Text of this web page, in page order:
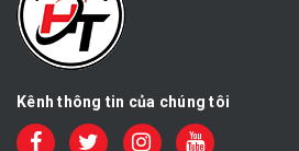
Kênh thông tin của chúng tôi